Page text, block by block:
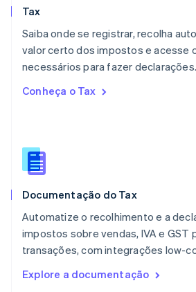
Tax
Saiba onde se registrar, recolha
valor certo dos impostos e acesse
necessários para fazer declarações.
Conheça o Tax
Documentação do Tax
Automatize o recolhimento e a
impostos sobre vendas, IVA e GST
transações, com integrações low-
Explore a documentação
Noruega
English
Nova Zelândia
Países Baixos
Portugal
Português
English简体中文
Reino Unido
República Tcheca
English
English